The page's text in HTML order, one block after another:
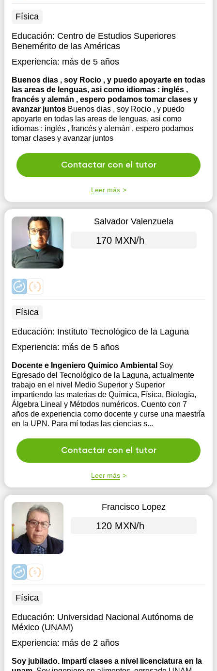
Física
Educación: Centro de Estudios Superiores
Benemérito de las Américas
Experiencia: más de 5 años
Buenos dias , soy Rocio , y puedo apoyarte en todas
las areas de lenguas, asi como idiomas : inglés ,
francés y alemán , espero podamos tomar clases y
avanzar juntos Buenos dias , soy Rocio , y puedo
apoyarte en todas las areas de lenguas, asi como
idiomas : inglés , francés y alemán , espero podamos
tomar clases y avanzar juntos
Contactar con el tutor
Leer más
Salvador Valenzuela
170 MXN/h
Física
Educación: Instituto Tecnológico de la Laguna
Experiencia: más de 5 años
Docente e Ingeniero Químico Ambiental Soy
Egresado del Tecnológico de la Laguna, actualmente
trabajo en el nivel Medio Superior y Superior
impartiendo las materias de Química, Física, Biología,
Álgebra Lineal y Métodos numéricos. Cuento con 7
años de experiencia como docente y curse una maestría
en la UPN. Para mí todas las ciencias s...
Contactar con el tutor
Leer más
Francisco Lopez
120 MXN/h
Física
Educación: Universidad Nacional Autónoma de
México (UNAM)
Experiencia: más de 2 años
Soy jubilado. Impartí clases a nivel licenciatura en la